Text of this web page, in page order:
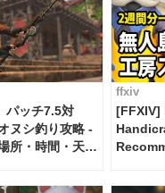
パッチ7.5対
ヌシ釣り攻略 -
所・時間・天
ffxiv
[FFXIV]